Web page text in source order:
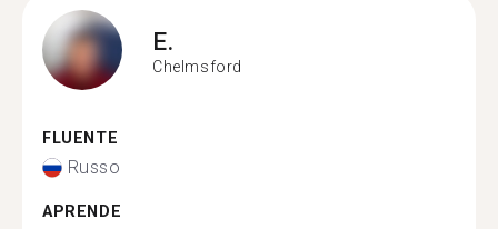
E.
Chelmsford
FLUENTE
Russo
APRENDE